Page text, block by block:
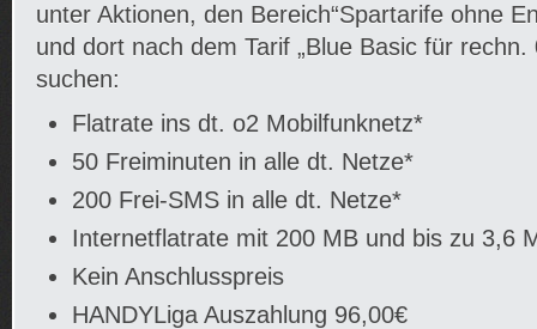
unter Aktionen, den Bereich“Spartarife ohne
und dort nach dem Tarif „Blue Basic für rechn.
suchen:
Flatrate ins dt. o2 Mobilfunknetz*
50 Freiminuten in alle dt. Netze*
200 Frei-SMS in alle dt. Netze*
Internetflatrate mit 200 MB und bis zu 3,6
Kein Anschlusspreis
HANDYLiga Auszahlung 96,00€